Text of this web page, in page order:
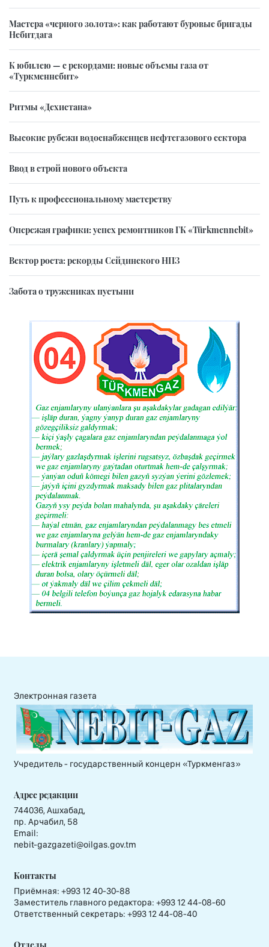
Мастера «черного золота»: как работают буровые бригады
Небитдага
К юбилею — с рекордами: новые объемы газа от
«Туркменнебит»
Ритмы «Дехистана»
Высокие рубежи водоснабженцев нефтегазового сектора
Ввод в строй нового объекта
Путь к профессиональному мастерству
Опережая графики: успех ремонтников ГК «Türkmennebit»
Вектор роста: рекорды Сейдинского НПЗ
Забота о тружениках пустыни
Электронная газета
Учредитель - государственный концерн «Туркменгаз»
Адрес редакции
744036, Ашхабад,
пр. Арчабил, 58
Email:
nebit-gazgazeti@oilgas.gov.tm
Контакты
Приёмная: +993 12 40-30-88
Заместитель главного редактора: +993 12 44-08-60
Ответственный секретарь: +993 12 44-08-40
Отделы